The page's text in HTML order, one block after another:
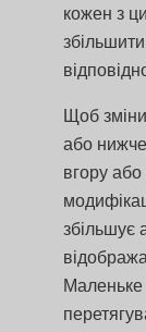
кожен з
Щоб
або нижче
вгору
збільшує
Маленьке